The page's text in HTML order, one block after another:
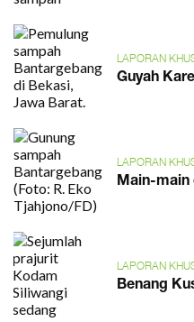
LAPORAN
Guyah
LAPORAN
Main-main
LAPORAN
Benang